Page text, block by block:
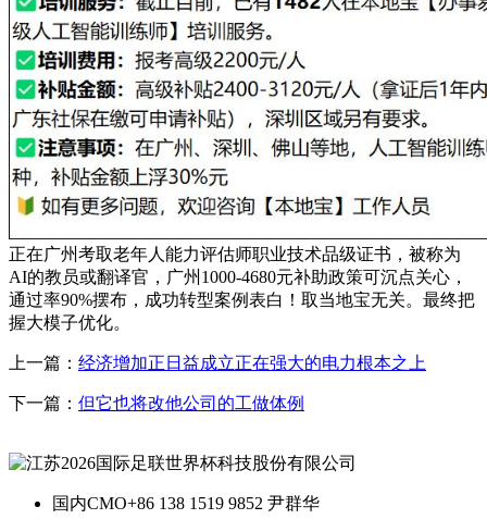
正在广州考取老年人能力评估师职业技术品级证书，被称为
AI的教员或翻译官，广州1000-4680元补助政策可沉点关心，
通过率90%摆布，成功转型案例表白！取当地宝无关。最终把
握大模子优化。
上一篇： 经济增加正日益成立正在强大的电力根本之上
下一篇： 但它也将改他公司的工做体例
国内CMO+86 138 1519 9852 尹群华